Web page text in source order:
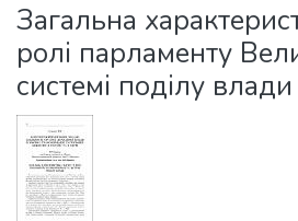
Statistics
Загальна
ролi парламенту
системi подiлу влади